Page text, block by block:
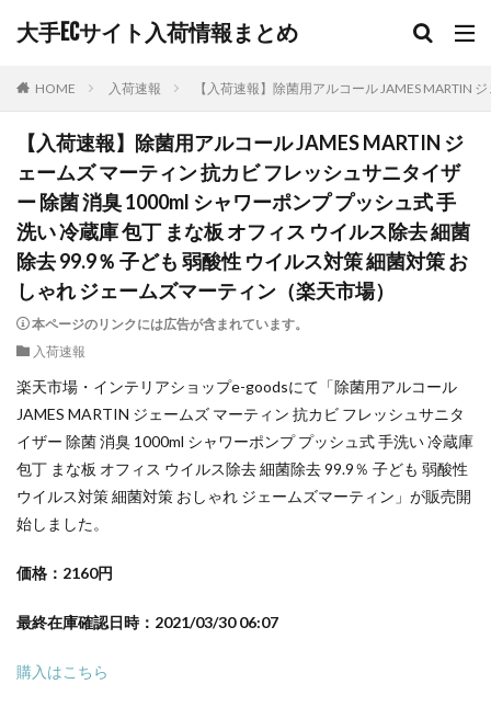
大手ECサイト入荷情報まとめ
HOME 入荷速報 【入荷速報】除菌用アルコール JAMES MARTIN
【入荷速報】除菌用アルコール JAMES MARTIN ジ
ェームズ マーティン 抗カビ フレッシュサニタイザ
ー 除菌 消臭 1000ml シャワーポンプ プッシュ式 手
洗い 冷蔵庫 包丁 まな板 オフィス ウイルス除去 細菌
除去 99.9％ 子ども 弱酸性 ウイルス対策 細菌対策 お
しゃれ ジェームズマーティン（楽天市場）
本ページのリンクには広告が含まれています。
入荷速報
楽天市場・インテリアショップe-goodsにて「除菌用アルコール
JAMES MARTIN ジェームズ マーティン 抗カビ フレッシュサニタ
イザー 除菌 消臭 1000ml シャワーポンプ プッシュ式 手洗い 冷蔵庫
包丁 まな板 オフィス ウイルス除去 細菌除去 99.9％ 子ども 弱酸性
ウイルス対策 細菌対策 おしゃれ ジェームズマーティン」が販売開
始しました。
価格：2160円
最終在庫確認日時：2021/03/30 06:07
購入はこちら